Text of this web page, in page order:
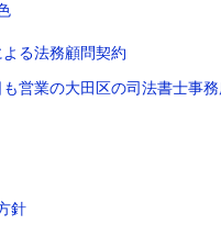
る法務顧問契約
営業の大田区の司法書士事
針